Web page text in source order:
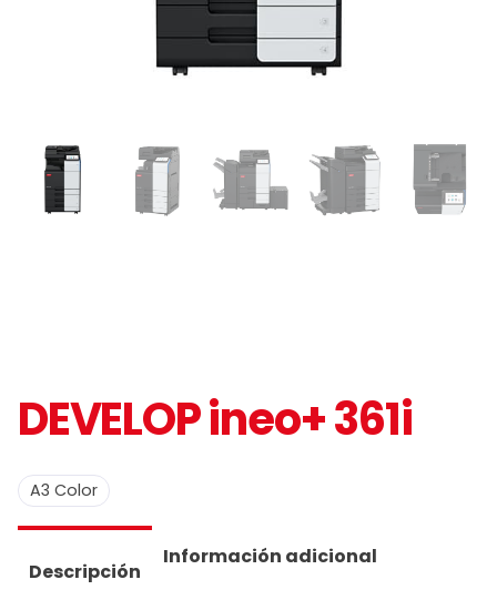
DEVELOP ineo+ 361i
A3 Color
Descripción
Información adicional